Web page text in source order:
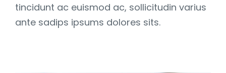
tincidunt ac euismod ac, sollicitudin varius
ante sadips ipsums dolores sits.